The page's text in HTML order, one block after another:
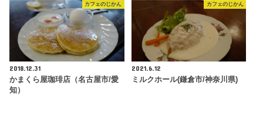
カフェのじかん
2018.12.31
かまくら屋珈琲店（名古屋市/愛
知）
カフェのじかん
2021.6.12
ミルクホール(鎌倉市/神奈川県)